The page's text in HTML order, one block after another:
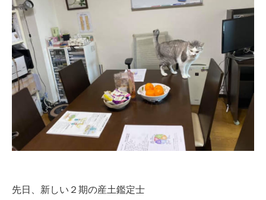
先日、新しい２期の産土鑑定士